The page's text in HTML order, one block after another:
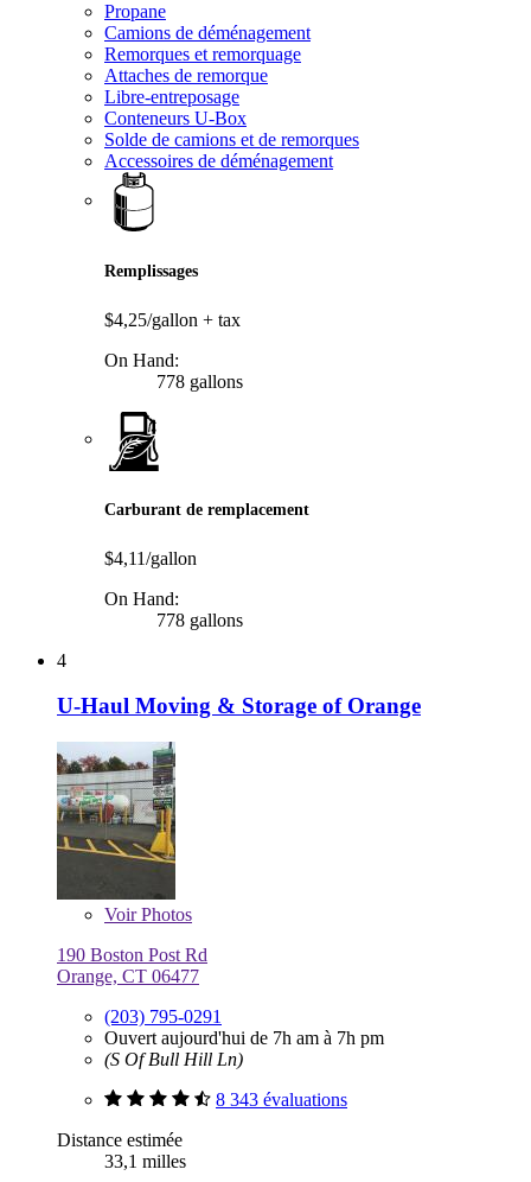
Propane
Camions de déménagement
Remorques et remorquage
Attaches de remorque
Libre-entreposage
Conteneurs U-Box
Solde de camions et de remorques
Accessoires de déménagement
Remplissages
$4,25/gallon + tax
On Hand:
778 gallons
Carburant de remplacement
$4,11/gallon
On Hand:
778 gallons
4
U-Haul Moving & Storage of Orange
VoirPhotos
190 Boston Post Rd
Orange, CT 06477
(203) 795-0291
Ouvert aujourd'hui de 7h am à 7h pm
(S Of Bull Hill Ln)
8 343 évaluations
Distance estimée
33,1 milles